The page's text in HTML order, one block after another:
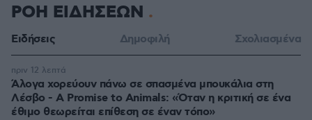
ΡΟΗ ΕΙΔΗΣΕΩΝ
Ειδήσεις Δημοφιλή Σχολιασμένα
Άλογα χορεύουν πάνω σε σπασμένα μπουκάλια στη
Λέσβο - A Promise to Animals: «Όταν η κριτική σε ένα
έθιμο θεωρείται επίθεση σε έναν τόπο»
πριν 12 λεπτά